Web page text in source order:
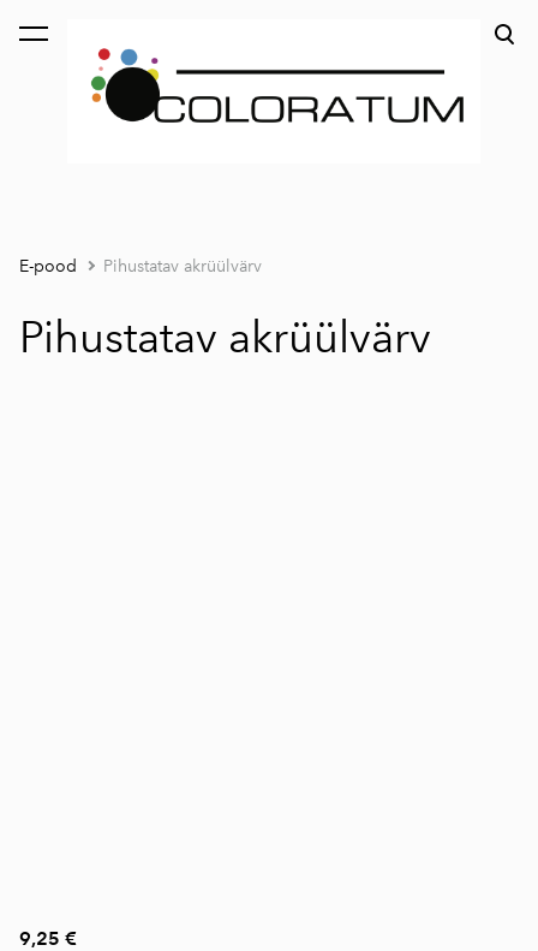
lisati ostukorvi.
E-pood Pihustatav akrüülvärv
Pihustatav akrüülvärv
9,25 €